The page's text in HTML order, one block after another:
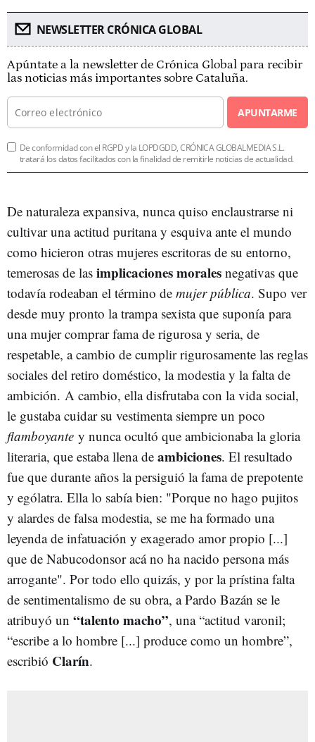
NEWSLETTER CRÓNICA GLOBAL
Apúntate a la newsletter de Crónica Global para recibir
las noticias más importantes sobre Cataluña.
APUNTARME
De conformidad con el RGPD y la LOPDGDD, CRÓNICA GLOBALMEDIA S.L.
tratará los datos facilitados con la finalidad de remitirle noticias de actualidad.
De naturaleza expansiva, nunca quiso enclaustrarse ni
cultivar una actitud puritana y esquiva ante el mundo
como hicieron otras mujeres escritoras de su entorno,
temerosas de las implicaciones morales negativas que
todavía rodeaban el término de mujer pública. Supo ver
desde muy pronto la trampa sexista que suponía para
una mujer comprar fama de rigurosa y seria, de
respetable, a cambio de cumplir rigurosamente las reglas
sociales del retiro doméstico, la modestia y la falta de
ambición. A cambio, ella disfrutaba con la vida social,
le gustaba cuidar su vestimenta siempre un poco
flamboyante y nunca ocultó que ambicionaba la gloria
literaria, que estaba llena de ambiciones. El resultado
fue que durante años la persiguió la fama de prepotente
y ególatra. Ella lo sabía bien: "Porque no hago pujitos
y alardes de falsa modestia, se me ha formado una
leyenda de infatuación y exagerado amor propio [...]
que de Nabucodonsor acá no ha nacido persona más
arrogante". Por todo ello quizás, y por la prístina falta
de sentimentalismo de su obra, a Pardo Bazán se le
atribuyó un “talento macho”, una “actitud varonil;
“escribe a lo hombre [...] produce como un hombre”,
escribió Clarín.